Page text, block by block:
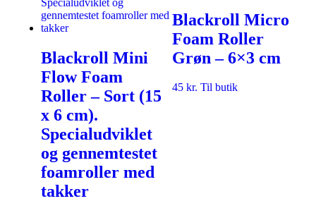
Blackroll Mini
Flow Foam
Roller – Sort (15
x 6 cm).
Specialudviklet
og gennemtestet
foamroller med
takker
Blackroll Micro
Foam Roller
Grøn – 6×3 cm
45 kr. Til butik